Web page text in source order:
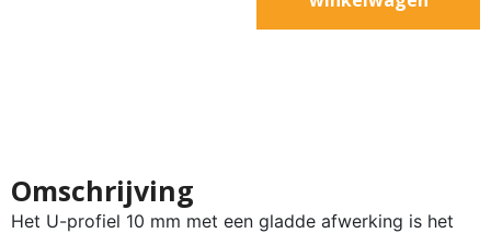
Omschrijving
Het U-profiel 10 mm met een gladde afwerking is het